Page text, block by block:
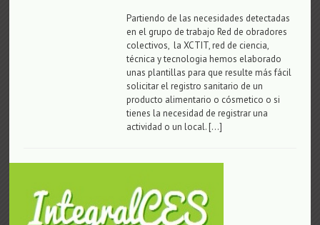
Partiendo de las necesidades detectadas
en el grupo de trabajo Red de obradores
colectivos, la XCTIT, red de ciencia,
técnica y tecnologia hemos elaborado
unas plantillas para que resulte más fácil
solicitar el registro sanitario de un
producto alimentario o cósmetico o si
tienes la necesidad de registrar una
actividad o un local. […]